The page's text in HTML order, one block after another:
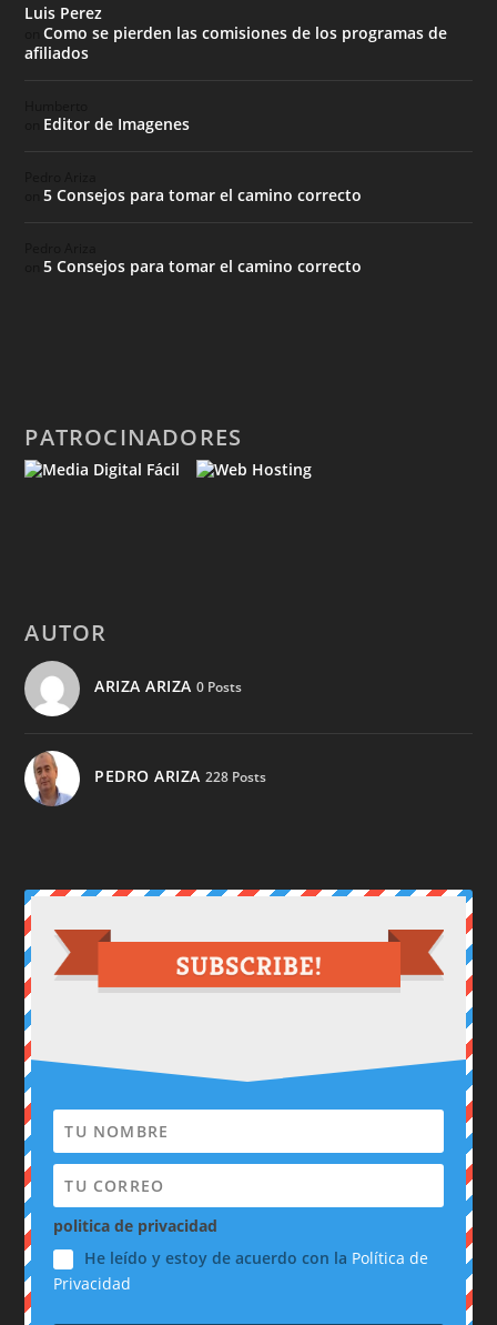
Luis Perez
onComo se pierden las comisiones de los programas de
afiliados
Editor de Imagenes
on5 Consejos para tomar el camino correcto
on5 Consejos para tomar el camino correcto
PATROCINADORES
AUTOR
ARIZA ARIZA 0 Posts
PEDRO ARIZA 228 Posts
politica de privacidad
He leído y estoy de acuerdo con la Política de
Privacidad